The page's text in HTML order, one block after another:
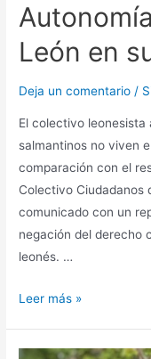
León en
Deja un comentario /
El colectivo leonesista
salmantinos no viven
comparación con el
Colectivo Ciudadanos
comunicado con un
negación del derecho
leonés. …
Leer más »